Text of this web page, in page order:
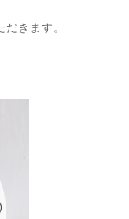
きます。